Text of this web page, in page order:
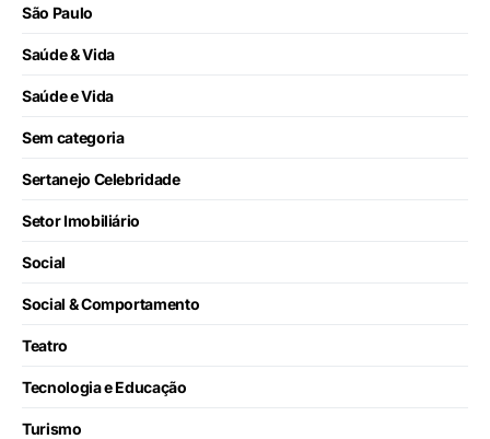
São Paulo
Saúde & Vida
Saúde e Vida
Sem categoria
Sertanejo Celebridade
Setor Imobiliário
Social
Social & Comportamento
Teatro
Tecnologia e Educação
Turismo